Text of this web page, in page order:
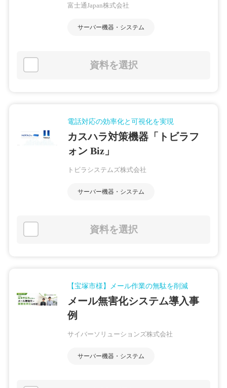
富士通Japan株式会社
サーバー機器・システム
資料を選択
電話対応の効率化と可視化を実現
カスハラ対策機器「トビラフ
ォン Biz」
トビラシステムズ株式会社
サーバー機器・システム
資料を選択
【宝塚市様】メール作業の無駄を削減
メール無害化システム導入事
例
サイバーソリューションズ株式会社
サーバー機器・システム